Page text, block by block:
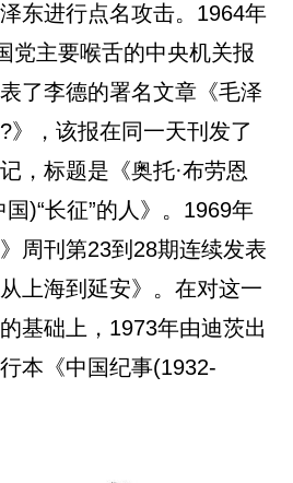
东进行点名攻击。1964年
党主要喉舌的中央机关报
了李德的署名文章《毛泽
》，该报在同一天刊发了
，标题是《奥托·布劳恩
)“长征”的人》。1969年
周刊第23到28期连续发表
上海到延安》。在对这一
基础上，1973年由迪茨出
本《中国纪事(1932-